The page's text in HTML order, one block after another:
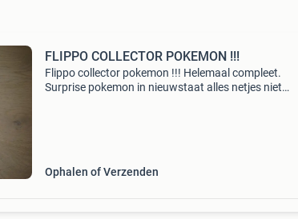
FLIPPO COLLECTOR POKEMON !!!
Flippo collector pokemon !!! Helemaal compleet.
Surprise pokemon in nieuwstaat alles netjes niet
Ophalen of Verzenden